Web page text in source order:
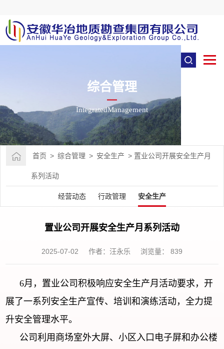
综合管理
IntegratedManagement
首页 > 综合管理 > 安全生产 > 置业公司开展安全生产月
系列活动
经营动态 行政管理 安全生产
置业公司开展安全生产月系列活动
2025-07-02 作者：汪永乐 浏览量： 839
6月，置业公司积极响应安全生产月活动要求，开
展了一系列安全生产宣传、培训和演练活动，全力提
升安全管理水平。
公司利用商场室外大屏、小区入口电子屏和办公楼